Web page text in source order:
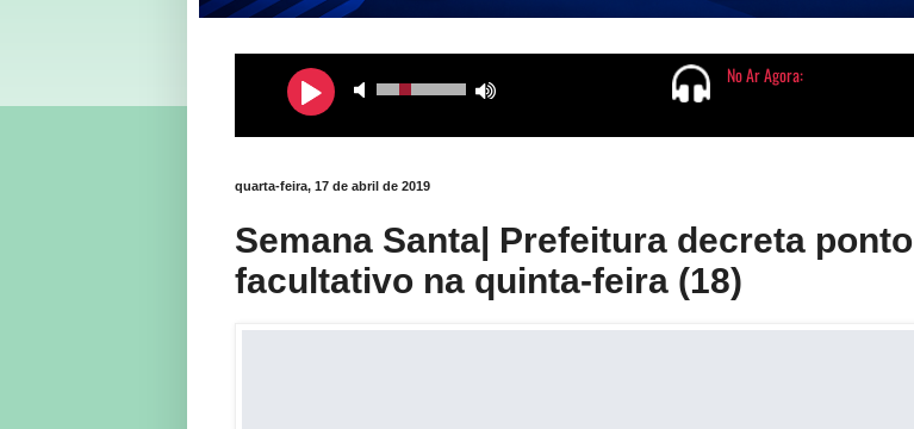
quarta-feira, 17 de abril de 2019
Semana Santa| Prefeitura decreta ponto
facultativo na quinta-feira (18)